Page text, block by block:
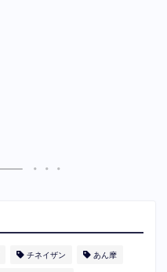
​チネイザン あん摩